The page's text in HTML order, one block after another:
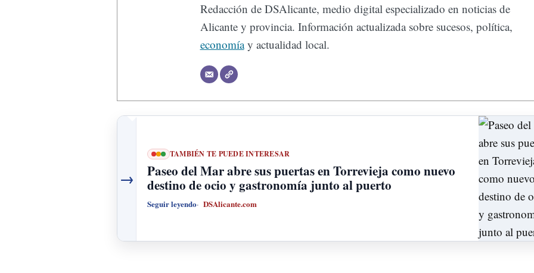
Redacción de DSAlicante, medio digital especializado en noticias de
Alicante y provincia. Información actualizada sobre sucesos, política,
economíay actualidad local.
→
TAMBIÉN TE PUEDE INTERESAR
Paseo del Mar abre sus puertas en Torrevieja como nuevo
destino de ocio y gastronomía junto al puerto
Seguir leyendo DSAlicante.com